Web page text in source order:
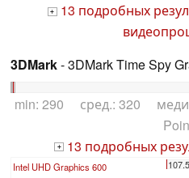
+ 13 подробных
3DMark- 3DMark Time Spy
min: 290 сред.: 320
+ 13 подробных
Intel UHD Graphics 600